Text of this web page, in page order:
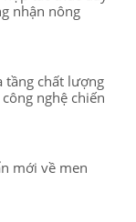
nhận nông
tầng chất lượng
nghệ chiến
mới về men